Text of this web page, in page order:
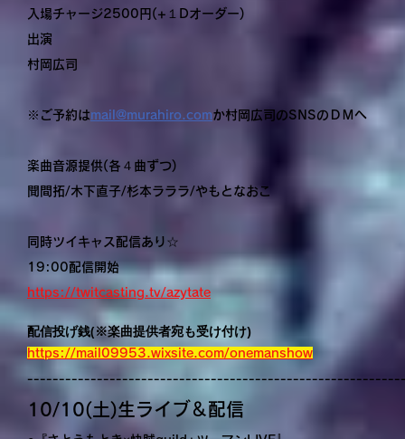
入場チャージ2500円(+１Dオーダー)
出演
村岡広司
※ご予約はmail@murahiro.comか村岡広司のSNSのＤＭへ
楽曲音源提供(各４曲ずつ)
聞間拓/木下直子/杉本ラララ/やもとなおこ
同時ツイキャス配信あり☆
19:00配信開始
https://twitcasting.tv/azytate
配信投げ銭(※楽曲提供者宛も受け付け)
https://mail09953.wixsite.com/onemanshow
10/10(土)生ライブ＆配信